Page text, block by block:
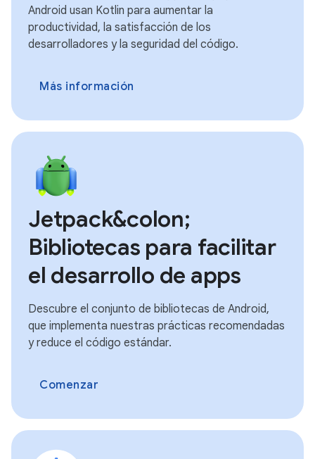
Android usan Kotlin para aumentar la
productividad, la satisfacción de los
desarrolladores y la seguridad del código.
Más información
Jetpack&colon;
Bibliotecas para facilitar
el desarrollo de apps
Descubre el conjunto de bibliotecas de Android,
que implementa nuestras prácticas recomendadas
y reduce el código estándar.
Comenzar